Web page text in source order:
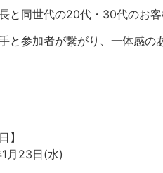
と同世代の20代・30代のお
と参加者が繋がり、一体感の
】
月23日(水)